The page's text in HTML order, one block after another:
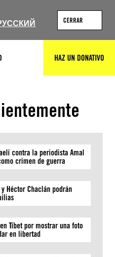
CERRAR
HAZ UN DONATIVO
contra la periodista Amal
crimen de guerra
Héctor Chaclán podrán
Tíbet por mostrar una foto
en libertad